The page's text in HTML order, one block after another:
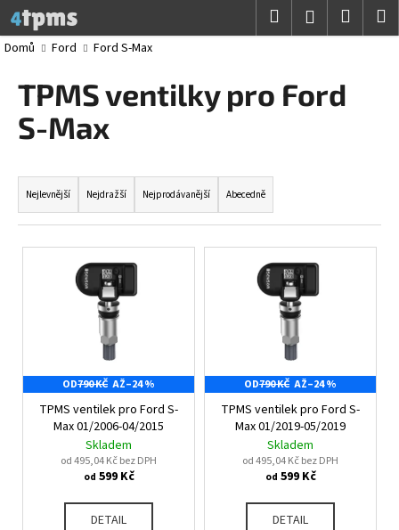
Přejít
na
obsah
Hledat Přihlášení
Domů Ford Ford S-Max
TPMS ventilky pro Ford
S-Max
Ř
a
z
e
d
Nejlevnější Nejdražší Nejprodávanější Abecedně
V
r
OD790 KČ AŽ–24 %
TPMS ventilek pro Ford S-
Max 01/2006-04/2015
Skladem
od 495,04 Kč bez DPH
od 599 Kč
DETAIL
OD790 KČ AŽ–24 %
TPMS ventilek pro Ford S-
Max 01/2019-05/2019
Skladem
od 495,04 Kč bez DPH
od 599 Kč
DETAIL
K
o
š
Zpět
Zpět
C
o
p
ř
e
n